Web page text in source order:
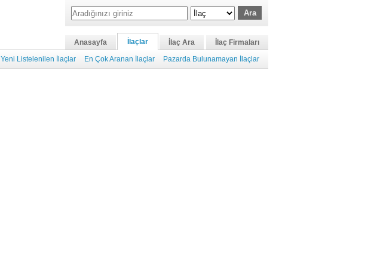
Anasayfa İlaçlar İlaç Ara
İlaç Firmaları
Yeni Listelenilen İlaçlar En Çok Aranan İlaçlar Pazarda Bulunamayan İlaçlar